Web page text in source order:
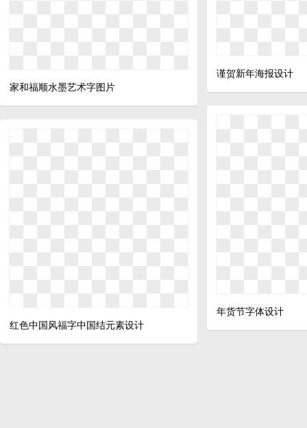
家和福顺水墨艺术字图片
谨贺新年海报设计
年货节字体设计
红色中国风福字中国结元素设计